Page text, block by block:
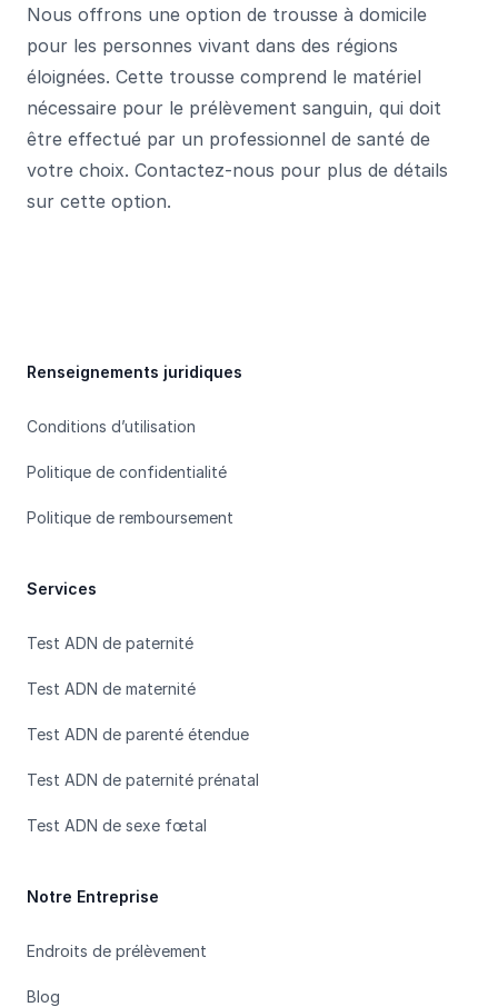
Nous offrons une option de trousse à domicile
pour les personnes vivant dans des régions
éloignées. Cette trousse comprend le matériel
nécessaire pour le prélèvement sanguin, qui doit
être effectué par un professionnel de santé de
votre choix. Contactez-nous pour plus de détails
sur cette option.
Renseignements juridiques
Conditions d’utilisation
Politique de confidentialité
Politique de remboursement
Services
Test ADN de paternité
Test ADN de maternité
Test ADN de parenté étendue
Test ADN de paternité prénatal
Test ADN de sexe fœtal
Notre Entreprise
Endroits de prélèvement
Blog